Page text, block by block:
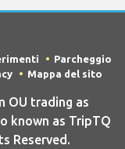
Parcheggio
Mappa del sito
OU trading as
known as TripTQ
Reserved.